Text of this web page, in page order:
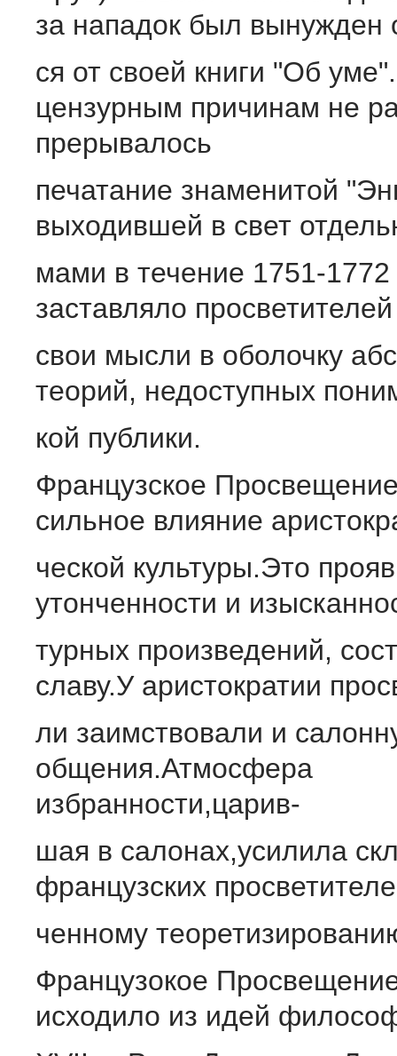
за нападок был вынужден
ся от своей книги "Об
цензурным причинам не
прерывалось
печатание знаменитой
выходившей в свет
мами в течение 1751-1772
заставляло
свои мысли в оболочку
теорий, недоступных
кой публики.
Французское
сильное влияние
ческой культуры.Это
утонченности и
турных произведений,
славу.У аристократии
ли заимствовали и
общения.Атмосфера
избранности,царив-
шая в салонах,усилила
французских
ченному
Французокое
исходило из идей